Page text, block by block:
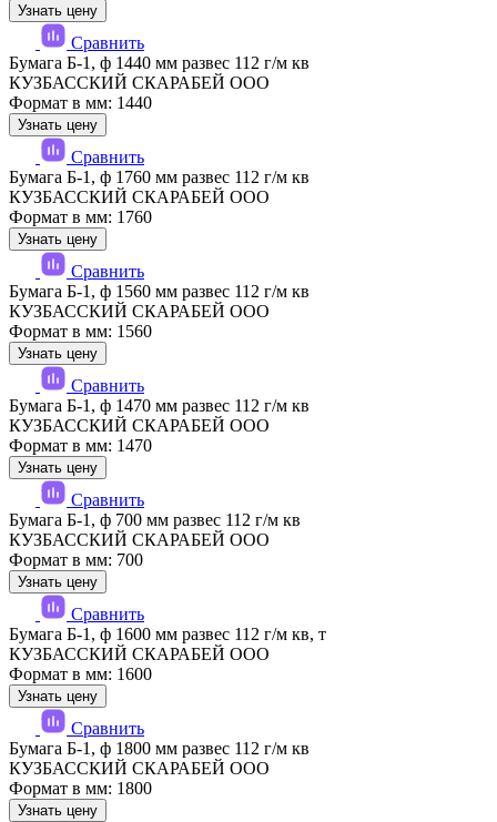
Узнать цену
Сравнить
Бумага Б-1, ф 1440 мм развес 112 г/м кв
КУЗБАССКИЙ СКАРАБЕЙ ООО
Формат в мм: 1440
Узнать цену
Сравнить
Бумага Б-1, ф 1760 мм развес 112 г/м кв
КУЗБАССКИЙ СКАРАБЕЙ ООО
Формат в мм: 1760
Узнать цену
Сравнить
Бумага Б-1, ф 1560 мм развес 112 г/м кв
КУЗБАССКИЙ СКАРАБЕЙ ООО
Формат в мм: 1560
Узнать цену
Сравнить
Бумага Б-1, ф 1470 мм развес 112 г/м кв
КУЗБАССКИЙ СКАРАБЕЙ ООО
Формат в мм: 1470
Узнать цену
Сравнить
Бумага Б-1, ф 700 мм развес 112 г/м кв
КУЗБАССКИЙ СКАРАБЕЙ ООО
Формат в мм: 700
Узнать цену
Сравнить
Бумага Б-1, ф 1600 мм развес 112 г/м кв, т
КУЗБАССКИЙ СКАРАБЕЙ ООО
Формат в мм: 1600
Узнать цену
Сравнить
Бумага Б-1, ф 1800 мм развес 112 г/м кв
КУЗБАССКИЙ СКАРАБЕЙ ООО
Формат в мм: 1800
Узнать цену